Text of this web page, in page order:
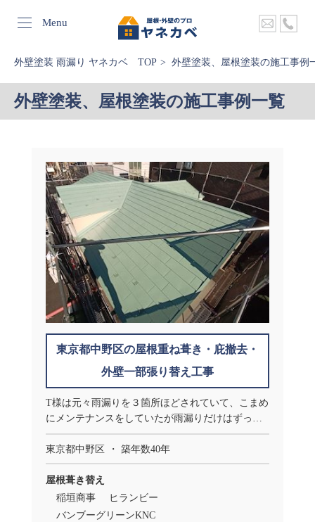
Menu
外壁塗装 雨漏り ヤネカベ TOP 外壁塗装、屋根塗装の施工事例
外壁塗装、屋根塗装の施工事例一覧
東京都中野区の屋根重ね葺き・庇撤去・
外壁一部張り替え工事
T様は元々雨漏りを３箇所ほどされていて、こまめ
にメンテナンスをしていたが雨漏りだけはずっと
直らず、ご参加された勉強会でヤネカベと出会い
ました。
東京都中野区 築年数40年
屋根葺き替え
稲垣商事
ヒランビー
バンブーグリーンKNC